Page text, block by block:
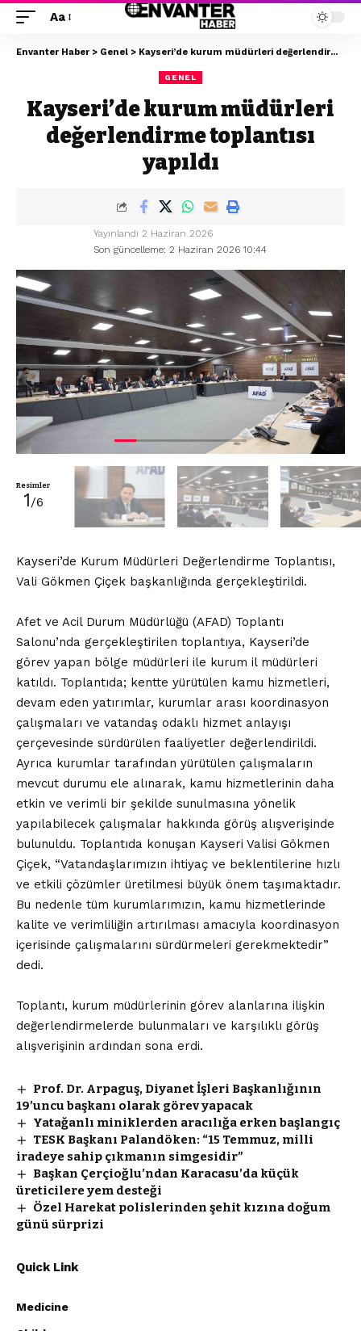
Aa
Envanter Haber > Genel > Kayseri’de kurum müdürleri değerlendirme toplantısı yapıldı
GENEL
Kayseri’de kurum müdürleri
değerlendirme toplantısı
yapıldı
Son güncelleme: 2 Haziran 2026 10:44
Yayınlandı 2 Haziran 2026
Resimler
1/6
Kayseri’de Kurum Müdürleri Değerlendirme Toplantısı,
Vali Gökmen Çiçek başkanlığında gerçekleştirildi.
Afet ve Acil Durum Müdürlüğü (AFAD) Toplantı
Salonu’nda gerçekleştirilen toplantıya, Kayseri’de
görev yapan bölge müdürleri ile kurum il müdürleri
katıldı. Toplantıda; kentte yürütülen kamu hizmetleri,
devam eden yatırımlar, kurumlar arası koordinasyon
çalışmaları ve vatandaş odaklı hizmet anlayışı
çerçevesinde sürdürülen faaliyetler değerlendirildi.
Ayrıca kurumlar tarafından yürütülen çalışmaların
mevcut durumu ele alınarak, kamu hizmetlerinin daha
etkin ve verimli bir şekilde sunulmasına yönelik
yapılabilecek çalışmalar hakkında görüş alışverişinde
bulunuldu. Toplantıda konuşan Kayseri Valisi Gökmen
Çiçek, “Vatandaşlarımızın ihtiyaç ve beklentilerine hızlı
ve etkili çözümler üretilmesi büyük önem taşımaktadır.
Bu nedenle tüm kurumlarımızın, kamu hizmetlerinde
kalite ve verimliliğin artırılması amacıyla koordinasyon
içerisinde çalışmalarını sürdürmeleri gerekmektedir”
dedi.
Toplantı, kurum müdürlerinin görev alanlarına ilişkin
değerlendirmelerde bulunmaları ve karşılıklı görüş
alışverişinin ardından sona erdi.
Prof. Dr. Arpaguş, Diyanet İşleri Başkanlığının
19’uncu başkanı olarak görev yapacak
Yatağanlı miniklerden aracılığa erken başlangıç
TESK Başkanı Palandöken: “15 Temmuz, milli
iradeye sahip çıkmanın simgesidir”
Başkan Çerçioğlu’ndan Karacasu’da küçük
üreticilere yem desteği
Özel Harekat polislerinden şehit kızına doğum
günü sürprizi
Quick Link
Medicine